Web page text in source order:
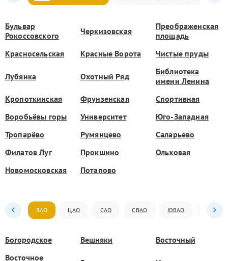
Бульвар
Рокоссовского
Черкизовская
Преображенская
площадь
Красносельская
Красные Ворота Чистые пруды
Лубянка Охотный Ряд
Библиотека
имени Ленина
Кропоткинская
Фрунзенская
Спортивная
Воробьёвы горы
Университет
Юго-Западная
Тропарёво
Румянцево
Саларьево
Филатов Луг
Прокшино
Ольховая
Новомосковская
Потапово
ВАО ЦАО САО СВАО ЮВАО ЮАО
Богородское Вешняки
Восточный
Восточное